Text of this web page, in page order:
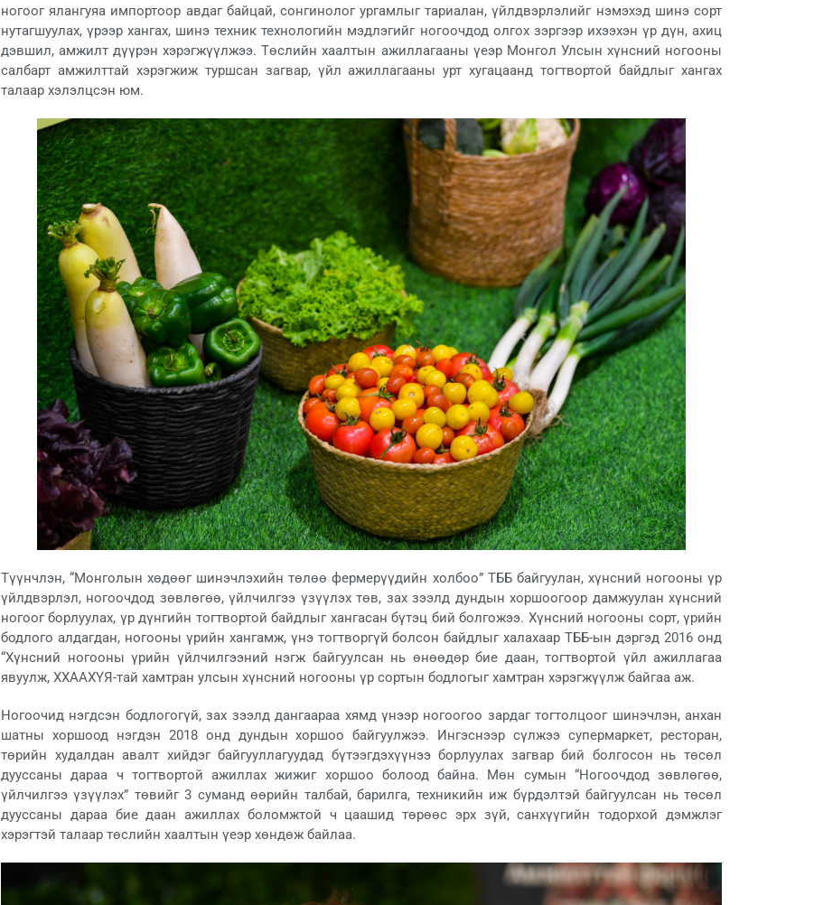
ногоог ялангуяа импортоор авдаг байцай, сонгинолог ургамлыг тариалан, үйлдвэрлэлийг нэмэхэд шинэ сорт
нутагшуулах, үрээр хангах, шинэ техник технологийн мэдлэгийг ногоочдод олгох зэргээр ихээхэн үр дүн, ахиц
дэвшил, амжилт дүүрэн хэрэгжүүлжээ. Төслийн хаалтын ажиллагааны үеэр Монгол Улсын хүнсний ногооны
салбарт амжилттай хэрэгжиж туршсан загвар, үйл ажиллагааны урт хугацаанд тогтвортой байдлыг хангах
талаар хэлэлцсэн юм.
Түүнчлэн, “Монголын хөдөөг шинэчлэхийн төлөө фермерүүдийн холбоо” ТББ байгуулан, хүнсний ногооны үр
үйлдвэрлэл, ногоочдод зөвлөгөө, үйлчилгээ үзүүлэх төв, зах зээлд дундын хоршоогоор дамжуулан хүнсний
ногоог борлуулах, үр дүнгийн тогтвортой байдлыг хангасан бүтэц бий болгожээ. Хүнсний ногооны сорт, үрийн
бодлого алдагдан, ногооны үрийн хангамж, үнэ тогтворгүй болсон байдлыг халахаар ТББ-ын дэргэд 2016 онд
“Хүнсний ногооны үрийн үйлчилгээний нэгж байгуулсан нь өнөөдөр бие даан, тогтвортой үйл ажиллагаа
явуулж, ХХААХҮЯ-тай хамтран улсын хүнсний ногооны үр сортын бодлогыг хамтран хэрэгжүүлж байгаа аж.
Ногоочид нэгдсэн бодлогогүй, зах зээлд дангаараа хямд үнээр ногоогоо зардаг тогтолцоог шинэчлэн, анхан
шатны хоршоод нэгдэн 2018 онд дундын хоршоо байгуулжээ. Ингэснээр сүлжээ супермаркет, ресторан,
төрийн худалдан авалт хийдэг байгууллагуудад бүтээгдэхүүнээ борлуулах загвар бий болгосон нь төсөл
дууссаны дараа ч тогтвортой ажиллах жижиг хоршоо болоод байна. Мөн сумын “Ногоочдод зөвлөгөө,
үйлчилгээ үзүүлэх” төвийг 3 суманд өөрийн талбай, барилга, техникийн иж бүрдэлтэй байгуулсан нь төсөл
дууссаны дараа бие даан ажиллах боломжтой ч цаашид төрөөс эрх зүй, санхүүгийн тодорхой дэмжлэг
хэрэгтэй талаар төслийн хаалтын үеэр хөндөж байлаа.